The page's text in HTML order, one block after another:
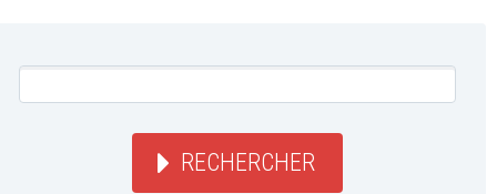
RECHERCHER